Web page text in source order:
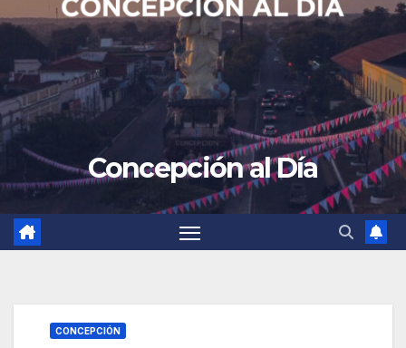
Concepción al Día
CONCEPCIÓN